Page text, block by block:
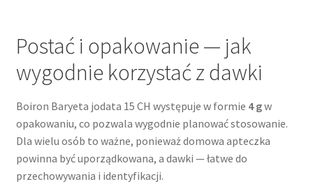
Postać i opakowanie — jak
wygodnie korzystać z dawki
Boiron Baryeta jodata 15 CH występuje w formie 4 gw
opakowaniu, co pozwala wygodnie planować stosowanie.
Dla wielu osób to ważne, ponieważ domowa apteczka
powinna być uporządkowana, a dawki — łatwe do
przechowywania i identyfikacji.